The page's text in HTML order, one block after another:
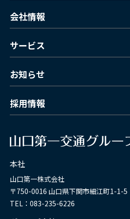
会社情報
サービス
お知らせ
採用情報
本社
山口第一株式会社
〒750-0016 山口県下関市細江町1-1-5
TEL：083-235-6226